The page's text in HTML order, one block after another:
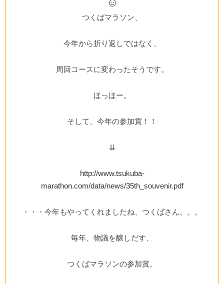
☺
つくばマラソン、
今年から折り返しではなく、
周回コースに変わったそうです。
ほっほー。
そして、今年の参加賞！！
⇊
http://www.tsukuba-
marathon.com/data/news/35th_souvenir.pdf
・・・今年もやってくれましたね、つくばさん。。。
毎年、物議を醸しだす、
つくばマラソンの参加賞。